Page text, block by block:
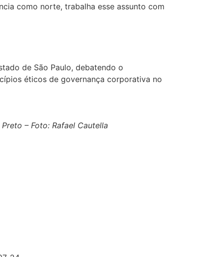
como norte, trabalha esse assunto com
de São Paulo, debatendo o
éticos de governança corporativa no
– Foto: Rafael Cautella